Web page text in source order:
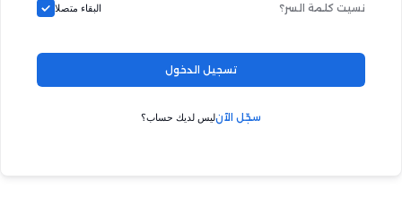
البقاء متصلا نسيت كلمة السر؟
تسجيل الدخول
ليس لديك حساب؟سجّل الآن